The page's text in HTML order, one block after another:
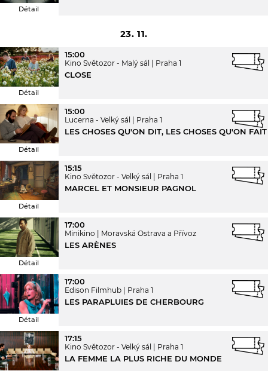
Détail
23. 11.
Détail
15:00
Kino Světozor - Malý sál Praha 1
CLOSE
Détail
15:00
Lucerna - Velký sál Praha 1
LES CHOSES QU'ON DIT, LES CHOSES QU'ON FAIT
Détail
15:15
Kino Světozor - Velký sál Praha 1
MARCEL ET MONSIEUR PAGNOL
Détail
17:00
Minikino Moravská Ostrava a Přívoz
LES ARÈNES
Détail
17:00
Edison Filmhub Praha 1
LES PARAPLUIES DE CHERBOURG
17:15
Kino Světozor - Velký sál Praha 1
LA FEMME LA PLUS RICHE DU MONDE